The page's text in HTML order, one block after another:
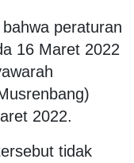
peraturan
16 Maret 2022
2022.
tidak